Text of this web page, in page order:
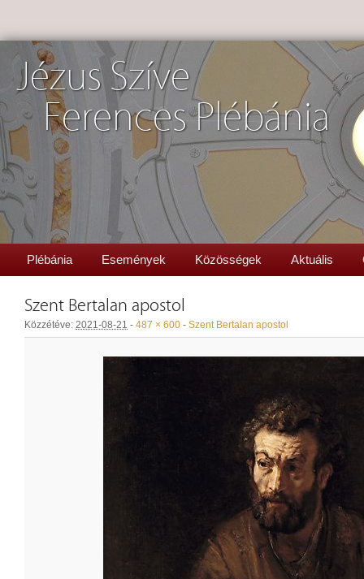
Jézus Szíve
Ferences Plébánia
Plébánia Események Közösségek Aktuális
Szent Bertalan apostol
Közzétéve: 2021-08-21 - 487 × 600 - Szent Bertalan apostol